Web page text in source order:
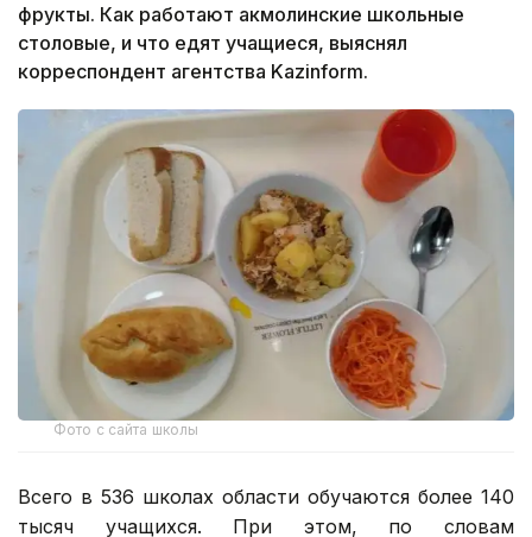
фрукты. Как работают акмолинские школьные
столовые, и что едят учащиеся, выяснял
корреспондент агентства Kazinform.
Фото с сайта школы
Всего в 536 школах области обучаются более 140
тысяч учащихся. При этом, по словам